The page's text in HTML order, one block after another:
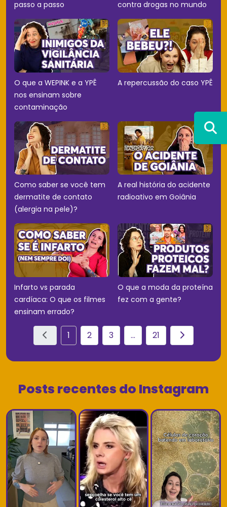
passo a passo contra drogas no mundo
O que a WEPINK e a YPÊ
nos ensinam sobre
contaminação
A repercussão do caso YPÊ
Como saber se você tem
dermatite de contato
(alergia na pele)?
A real história do acidente
radioativo em Goiânia
Infarto vs parada
cardíaca: O que os filmes
ensinam errado?
O que a moda da proteína
fez com a gente?
1 2 3 ... 21
Posts recentes do Instagram